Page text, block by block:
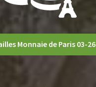
Monnaie de Paris 03-26